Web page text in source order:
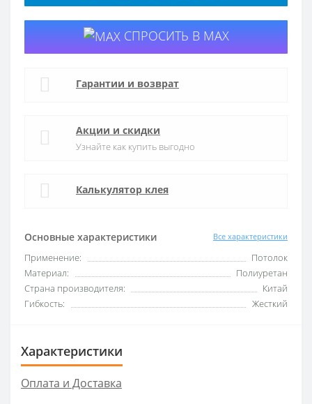
Основные характеристики Все характеристики
Применение:
Потолок
Материал:
Полиуретан
Страна производителя:
Китай
Гибкость:
Жесткий
СПРОСИТЬ В MAX
Гарантии и возврат
Акции и скидки
Узнайте как купить выгодно
Калькулятор клея
Характеристики
Оплата и Доставка